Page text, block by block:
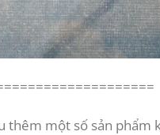
thêm một số sản phẩm